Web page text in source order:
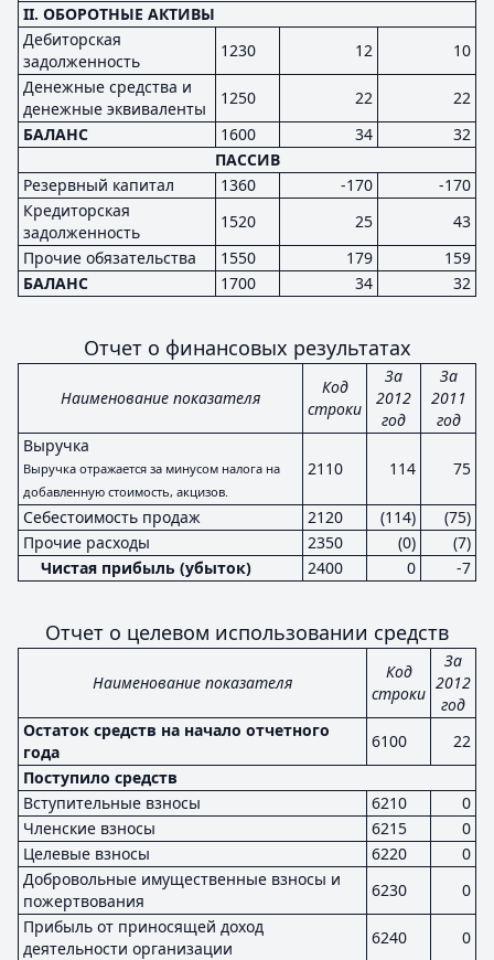
II. ОБОРОТНЫЕ АКТИВЫ
Дебиторская
задолженность
1230 12
10
Денежные средства и
денежные эквиваленты
1250 22
22
БАЛАНС
1600 34
32
ПАССИВ
Резервный капитал
1360 -170
-170
Кредиторская
задолженность
1520 25
43
Прочие обязательства
1550 179
159
БАЛАНС
1700 34 32
Отчет о финансовых результатах
Наименование показателя
Код
строки
За
2012
год
За
2011
год
Выручка
Выручка отражается за минусом налога на
добавленную стоимость, акцизов.
2110 114 75
Себестоимость продаж 2120 (114)
(75)
Прочие расходы
2350 (0)
(7)
Чистая прибыль (убыток)
2400 0 -7
Отчет о целевом использовании средств
Наименование показателя
Код
строки
За
2012
год
Остаток средств на начало отчетного
года
6100
22
Поступило средств
Вступительные взносы
6210
0
Членские взносы
6215
0
Целевые взносы
6220
0
Добровольные имущественные взносы и
пожертвования
6230
0
Прибыль от приносящей доход
деятельности организации
6240
0